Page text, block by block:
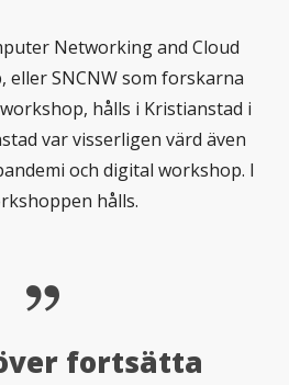
Networking and Cloud
eller SNCNW som forskarna
hålls i Kristianstad i
var visserligen värd även
och digital workshop. I
hålls.
fortsätta